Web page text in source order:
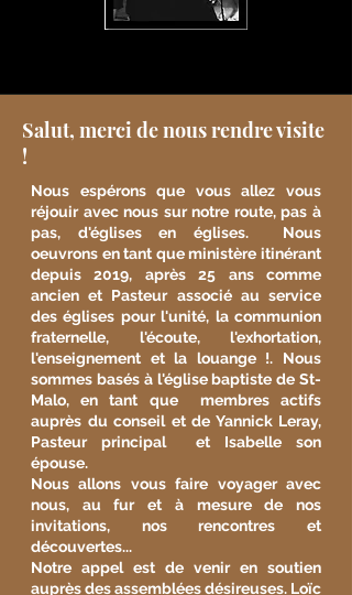
Salut, merci de nous rendre visite
!
Nous espérons que vous allez vous
réjouir avec nous sur notre route, pas à
pas, d'églises en églises. Nous
oeuvrons en tant que ministère itinérant
depuis 2019, après 25 ans comme
ancien et Pasteur associé au service
des églises pour l'unité, la communion
fraternelle, l'écoute, l'exhortation,
l'enseignement et la louange !. Nous
sommes basés à l'église baptiste de St-
Malo, en tant que membres actifs
auprès du conseil et de Yannick Leray,
Pasteur principal et Isabelle son
épouse.
Nous allons vous faire voyager avec
nous, au fur et à mesure de nos
invitations, nos rencontres et
découvertes...
Notre appel est de venir en soutien
auprès des assemblées désireuses. Loïc